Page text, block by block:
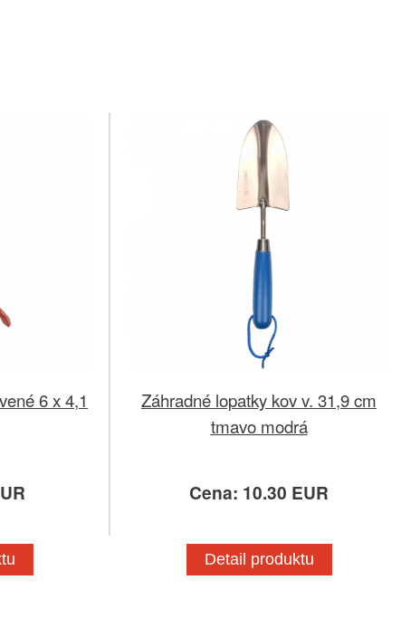
6 x 4,1
Záhradné lopatky kov v. 31,9 cm
tmavo modrá
Cena: 10.30 EUR
Detail produktu